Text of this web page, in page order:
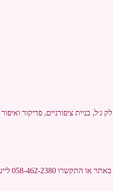
באתר או התקשרו 058-462-2380 לייעוץ ללא התחייבות.